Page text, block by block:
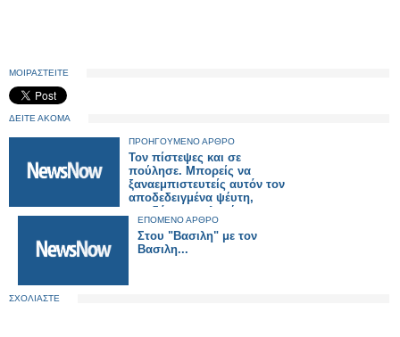
ΜΟΙΡΑΣΤΕΙΤΕ
ΔΕΙΤΕ ΑΚΟΜΑ
ΠΡΟΗΓΟΥΜΕΝΟ ΑΡΘΡΟ
Τον πίστεψες και σε
πούλησε. Μπορείς να
ξαναεμπιστευτείς αυτόν τον
αποδεδειγμένα ψέυτη,
προδότη, πουλημένο,
αναξιόπιστο, απατεώνα ?
ΠΟΤΕ ΞΑΝΑ!
ΕΠΟΜΕΝΟ ΑΡΘΡΟ
Στου "Βασιλη" με τον
Βασιλη...
ΣΧΟΛΙΑΣΤΕ